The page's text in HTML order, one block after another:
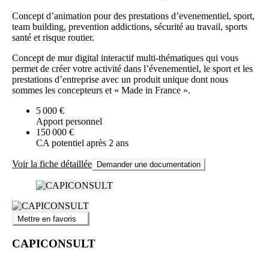
Concept d’animation pour des prestations d’evenementiel, sport,
team building, prevention addictions, sécurité au travail, sports
santé et risque routier.
Concept de mur digital interactif multi-thématiques qui vous
permet de créer votre activité dans l’évenementiel, le sport et les
prestations d’entreprise avec un produit unique dont nous
sommes les concepteurs et « Made in France ».
5 000 €
Apport personnel
150 000 €
CA potentiel après 2 ans
Voir la fiche détaillée Demander une documentation
Mettre en favoris
CAPICONSULT